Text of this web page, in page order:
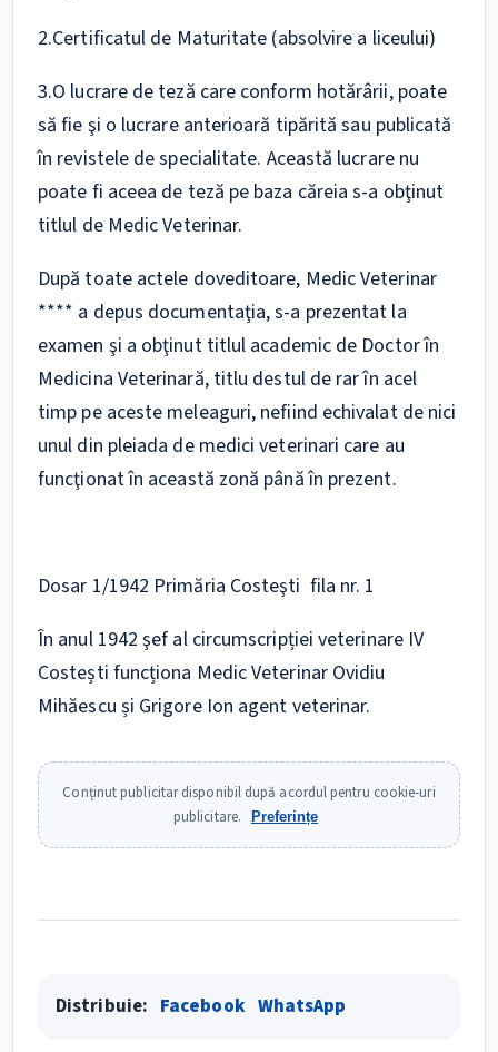
2.Certificatul de Maturitate (absolvire a liceului)
3.O lucrare de teză care conform hotărârii, poate
să fie şi o lucrare anterioară tipărită sau publicată
în revistele de specialitate. Această lucrare nu
poate fi aceea de teză pe baza căreia s-a obţinut
titlul de Medic Veterinar.
După toate actele doveditoare, Medic Veterinar
**** a depus documentaţia, s-a prezentat la
examen şi a obţinut titlul academic de Doctor în
Medicina Veterinară, titlu destul de rar în acel
timp pe aceste meleaguri, nefiind echivalat de nici
unul din pleiada de medici veterinari care au
funcţionat în această zonă până în prezent.
Dosar 1/1942 Primăria Costeşti fila nr. 1
În anul 1942 şef al circumscripției veterinare IV
Costești funcționa Medic Veterinar Ovidiu
Mihăescu și Grigore Ion agent veterinar.
Conținut publicitar disponibil după acordul pentru cookie-uri
publicitare.
Preferințe
Distribuie: Facebook WhatsApp